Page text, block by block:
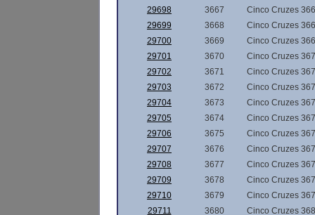
29698
3667
Cinco Cruzes
29699
3668
Cinco Cruzes
29700
3669
Cinco Cruzes
29701
3670
Cinco Cruzes
29702
3671
Cinco Cruzes
29703
3672
Cinco Cruzes
29704
3673
Cinco Cruzes
29705
3674
Cinco Cruzes
29706
3675
Cinco Cruzes
29707
3676
Cinco Cruzes
29708
3677
Cinco Cruzes
29709
3678
Cinco Cruzes
29710
3679
Cinco Cruzes
29711
3680 Cinco Cruzes